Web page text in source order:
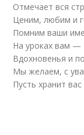
Отмечает вся
Ценим, любим и
Помним ваши
На уроках вам —
Вдохновенья и
Мы желаем, с
Пусть хранит